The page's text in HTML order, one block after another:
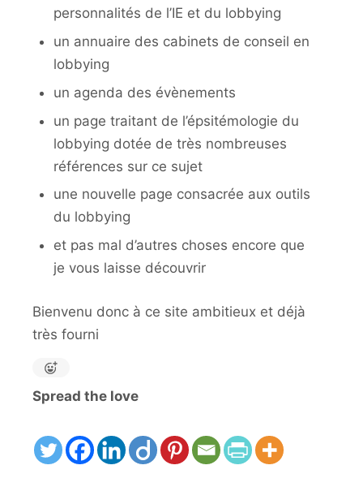
personnalités de l’IE et du lobbying
un annuaire des cabinets de conseil en
lobbying
un agenda des évènements
un page traitant de l’épsitémologie du
lobbying dotée de très nombreuses
références sur ce sujet
une nouvelle page consacrée aux outils
du lobbying
et pas mal d’autres choses encore que
je vous laisse découvrir
Bienvenu donc à ce site ambitieux et déjà
très fourni
Spread the love